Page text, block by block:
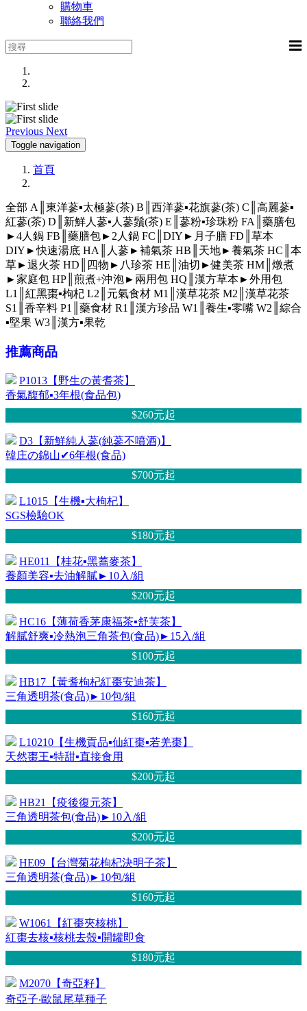
購物車
聯絡我們
Previous Next
Toggle navigation
首頁
全部 A║東洋蔘▪太極蔘(茶) B║西洋蔘▪花旗蔘(茶) C║高麗蔘▪
紅蔘(茶) D║新鮮人蔘▪人蔘鬚(茶) E║蔘粉▪珍珠粉 FA║藥膳包
►4人鍋 FB║藥膳包►2人鍋 FC║DIY►月子膳 FD║草本
DIY►快速湯底 HA║人蔘►補氣茶 HB║天地►養氣茶 HC║本
草►退火茶 HD║四物►八珍茶 HE║油切►健美茶 HM║燉煮
►家庭包 HP║煎煮+沖泡►兩用包 HQ║漢方草本►外用包
L1║紅黑棗▪枸杞 L2║元氣食材 M1║漢草花茶 M2║漢草花茶
S1║香辛料 P1║藥食材 R1║漢方珍品 W1║養生▪零嘴 W2║綜合
▪堅果 W3║漢方▪果乾
推薦商品
P1013【野生の黃耆茶】
香氣馥郁▪3年根(食品包)
$260元起
D3【新鮮純人蔘(純蔘不噴酒)】
韓庄の錦山✔6年根(食品)
$700元起
L1015【生機▪大枸杞】
SGS檢驗OK
$180元起
HE011【桂花▪黑蕎麥茶】
養顏美容▪去油解膩►10入/組
$200元起
HC16【薄荷香茅康福茶▪舒芙茶】
解膩舒爽▪冷熱泡三角茶包(食品)►15入/組
$100元起
HB17【黃耆枸杞紅棗安迪茶】
三角透明茶(食品)►10包/組
$160元起
L10210【生機貢品▪仙紅棗▪若羌棗】
天然棗王▪特甜▪直接食用
$200元起
HB21【疫後復元茶】
三角透明茶包(食品)►10入/組
$200元起
HE09【台灣菊花枸杞決明子茶】
三角透明茶(食品)►10包/組
$160元起
W1061【紅棗夾核桃】
紅棗去核▪核桃去殼▪開罐即食
$180元起
M2070【奇亞籽】
奇亞子‧歐鼠尾草種子